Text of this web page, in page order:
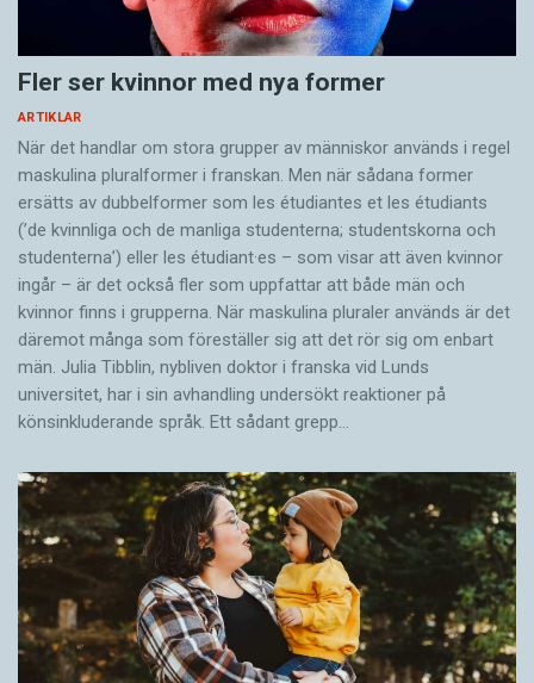
Fler ser kvinnor med nya former
ARTIKLAR
När det handlar om stora grupper av människor används i regel
maskulina pluralformer i franskan. Men när sådana ­former
ersätts av dubbel­former som les étudiantes et les étudiants
(’de kvinnliga och de manliga studenterna; studentskorna och
studenterna’) eller les étudiant·es – som visar att även kvinnor
ingår – är det också fler som uppfattar att både män och
kvinnor finns i grupperna. När maskulina pluraler används är det
där­emot många som föreställer sig att det rör sig om enbart
män. Julia Tibblin, nybliven doktor i franska vid Lunds
universitet, har i sin avhandling undersökt reaktioner på
könsinkluderande språk. Ett sådant grepp…